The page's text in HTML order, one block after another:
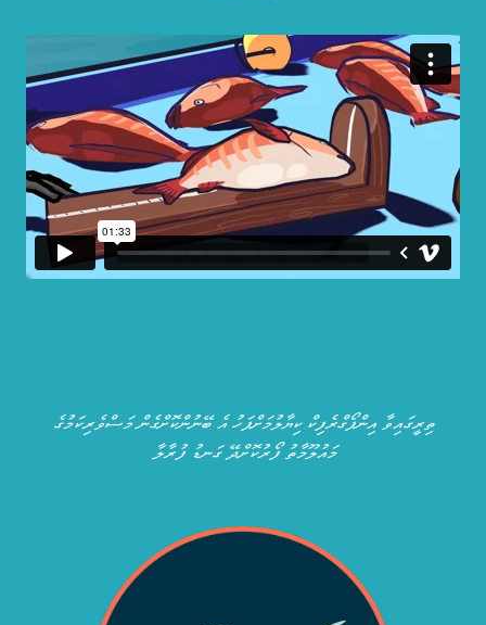
ތިރީގައިވާ އިންފޯގްރެފިކް ކިޔާލުމަށްފަހު އެ ބޭނުންކޮށްގެން މަސްވެރިކަމުގެ
މައުލޫމާތު ފޯރުކޮށްދޭ ގަނޑު ފުރާލާ